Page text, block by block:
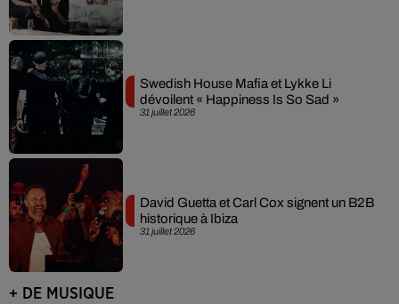
31 juillet 2026
Swedish House Mafia et Lykke Li
dévoilent « Happiness Is So Sad »
31 juillet 2026
David Guetta et Carl Cox signent un B2B
historique à Ibiza
+ DE MUSIQUE